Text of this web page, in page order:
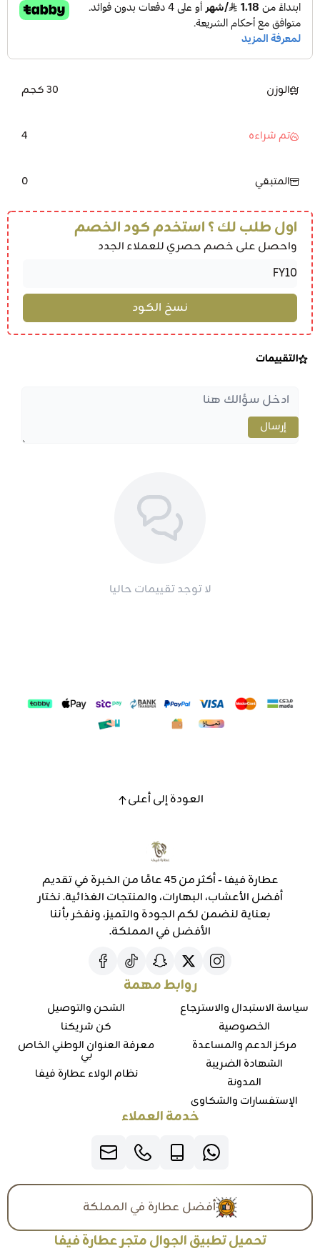
الوزن 30 كجم
تم شراءه 4
المتبقي 0
اول طلب لك ؟ استخدم كود الخصم
واحصل على خصم حصري للعملاء الجدد
التقييمات
إرسال
لا توجد تقييمات حاليا
العودة إلى أعلى
عطارة فيفا - أكثر من 45 عامًا من الخبرة في تقديم
أفضل الأعشاب، البهارات، والمنتجات الغذائية. نختار
بعناية لنضمن لكم الجودة والتميز، ونفخر بأننا
الأفضل في المملكة.
روابط مهمة
سياسة الاستبدال والاسترجاع
الخصوصية
مركز الدعم والمساعدة
الشهادة الضريبة
المدونة
الإستفسارات والشكاوي
الشحن والتوصيل
كن شريكنا
معرفة العنوان الوطني الخاص
بي
نظام الولاء عطارة فيفا
خدمة العملاء
أفضل عطارة في المملكة
تحميل تطبيق الجوال متجر عطارة فيفا